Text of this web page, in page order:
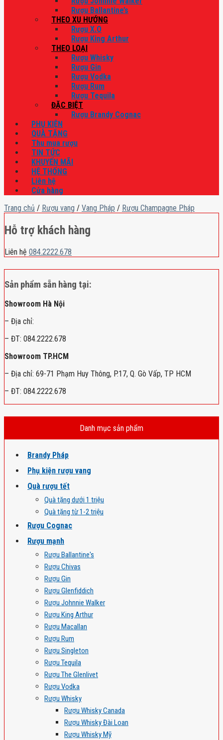
Rượu Ballantine’s
THEO XU HƯỚNG
Rượu X.O
Rượu King Arthur
THEO LOẠI
Rượu Whisky
Rượu Gin
Rượu Vodka
Rượu Rum
Rượu Tequila
ĐẶC BIỆT
Rượu Brandy Cognac
PHỤ KIỆN
QUÀ TẶNG
Thu mua rượu
TIN TỨC
KHUYẾN MÃI
HỆ THỐNG
Liên hệ
Cửa hàng
Trang chủ / Rượu vang / Vang Pháp / Rượu Champagne Pháp
Hỗ trợ khách hàng
Liên hệ 084.2222.678
Sản phẩm sẵn hàng tại:
Showroom Hà Nội
– Địa chỉ:
– ĐT: 084.2222.678
Showroom TP.HCM
– Địa chỉ: 69-71 Phạm Huy Thông, P.17, Q. Gò Vấp, TP HCM
– ĐT: 084.2222.678
Danh mục sản phẩm
Brandy Pháp
Phụ kiện rượu vang
Quà rượu tết
Quà tặng dưới 1 triệu
Quà tặng từ 1-2 triệu
Rượu Cognac
Rượu mạnh
Rượu Ballantine's
Rượu Chivas
Rượu Gin
Rượu Glenfiddich
Rượu Johnnie Walker
Rượu King Arthur
Rượu Macallan
Rượu Rum
Rượu Singleton
Rượu Tequila
Rượu The Glenlivet
Rượu Vodka
Rượu Whisky
Rượu Whisky Canada
Rượu Whisky Đài Loan
Rượu Whisky Mỹ